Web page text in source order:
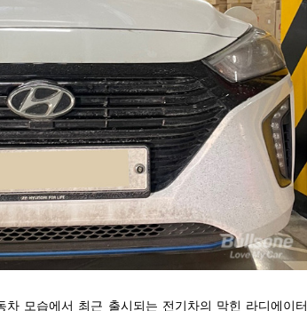
모습에서 최근 출시되는 전기차의 막힌 라디에이터